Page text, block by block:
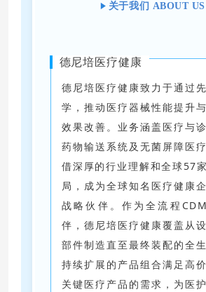
关于我们 ABOUT US
德尼培医疗健康
德尼培医疗健康致力于通过
学，推动医疗器械性能提升
效果改善。业务涵盖医疗与诊
药物输送系统及无菌屏障医
借深厚的行业理解和全球57
局，成为全球知名医疗健康
战略伙伴。作为全流程
伴，德尼培医疗健康覆盖从
部件制造直至最终装配的全
持续扩展的产品组合满足高
关键医疗产品的需求，为医